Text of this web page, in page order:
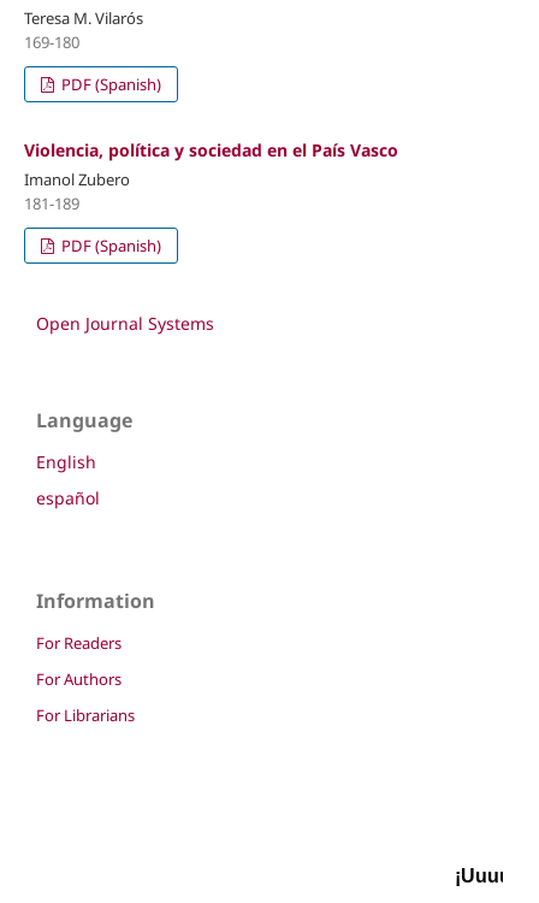
Teresa M. Vilarós
169-180
PDF (Spanish)
Violencia, política y sociedad en el País Vasco
Imanol Zubero
181-189
PDF (Spanish)
Open Journal Systems
Language
English
español
Information
For Readers
For Authors
For Librarians